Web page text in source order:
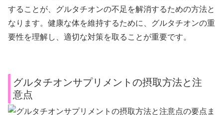
することが、グルタチオンの不足を解消するための方法と
なります。健康な体を維持するために、グルタチオンの重
要性を理解し、適切な対策を取ることが重要です。
グルタチオンサプリメントの摂取方法と注
意点